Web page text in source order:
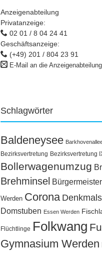
Anzeigenabteilung
Privatanzeige:
02 01 / 8 04 24 41
Geschäftsanzeige:
(+49) 201 / 804 23 91
E-Mail an die Anzeigenabteilung
Schlagwörter
Baldeneysee
Bezirksvertretung Bezirksvertretung
Bollerwagenumzug
Brehminsel
Werden Corona
Domstuben Essen Werden
Flüchtlinge Folkwang
Gymnasium Werden